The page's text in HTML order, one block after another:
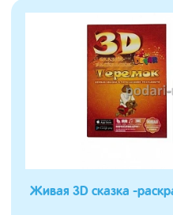
Живая 3D сказка -